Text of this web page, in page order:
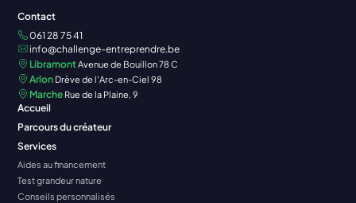
Contact
061 28 75 41
info@challenge-entreprendre.be
LibramontAvenue de Bouillon 78 C
Arlon Drève de l'Arc-en-Ciel 98
Marche Rue de la Plaine, 9
Accueil
Parcours du créateur
Services
Aides au financement
Test grandeur nature
Conseils personnalisés